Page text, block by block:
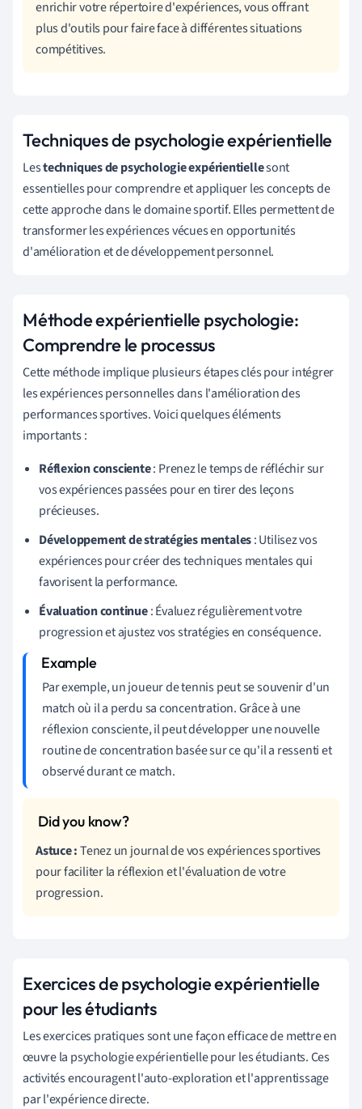
enrichir votre répertoire d'expériences, vous offrant
plus d'outils pour faire face à différentes situations
compétitives.
Techniques de psychologie expérientielle
Lestechniques de psychologie expérientiellesont
essentielles pour comprendre et appliquer les concepts de
cette approche dans le domaine sportif. Elles permettent de
transformer les expériences vécues en opportunités
d'amélioration et de développement personnel.
Méthode expérientielle psychologie:
Comprendre le processus
Cette méthode implique plusieurs étapes clés pour intégrer
les expériences personnelles dans l'amélioration des
performances sportives. Voici quelques éléments
importants :
Réflexion consciente: Prenez le temps de réfléchir sur
vos expériences passées pour en tirer des leçons
précieuses.
Développement de stratégies mentales: Utilisez vos
expériences pour créer des techniques mentales qui
favorisent la performance.
Évaluation continue: Évaluez régulièrement votre
progression et ajustez vos stratégies en conséquence.
Par exemple, un joueur de tennis peut se souvenir d'un
match où il a perdu sa concentration. Grâce à une
réflexion consciente, il peut développer une nouvelle
routine de concentration basée sur ce qu'il a ressenti et
observé durant ce match.
Astuce :Tenez un journal de vos expériences sportives
pour faciliter la réflexion et l'évaluation de votre
progression.
Exercices de psychologie expérientielle
pour les étudiants
Les exercices pratiques sont une façon efficace de mettre en
œuvre la psychologie expérientielle pour les étudiants. Ces
activités encouragent l'auto-exploration et l'apprentissage
par l'expérience directe.